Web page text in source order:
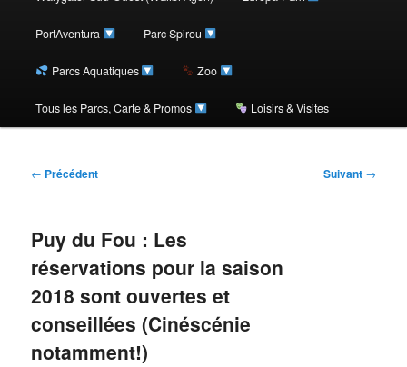
PortAventura Parc Spirou
Parcs Aquatiques Zoo
Tous les Parcs, Carte & Promos Loisirs & Visites
Navigation
← Précédent Suivant →
Puy du Fou : Les
réservations pour la saison
2018 sont ouvertes et
conseillées (Cinéscénie
notamment!)